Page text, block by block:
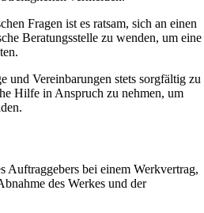
Fragen ist es ratsam, sich an einen
Beratungsstelle zu wenden, um eine
und Vereinbarungen stets sorgfältig zu
Hilfe in Anspruch zu nehmen, um
Auftraggebers bei einem Werkvertrag,
des Werkes und der